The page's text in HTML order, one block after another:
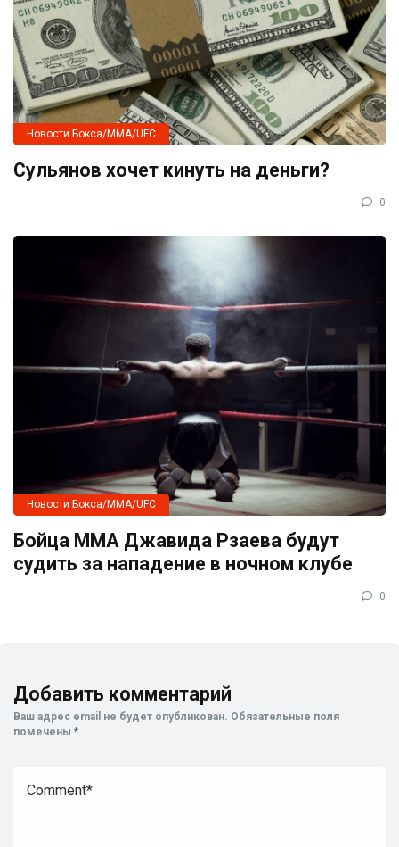
Новости Бокса/MMA/UFC
Сульянов хочет кинуть на деньги?
0
Новости Бокса/MMA/UFC
Бойца ММА Джавида Рзаева будут
судить за нападение в ночном клубе
0
Добавить комментарий
Ваш адрес email не будет опубликован. Обязательные поля
помечены *